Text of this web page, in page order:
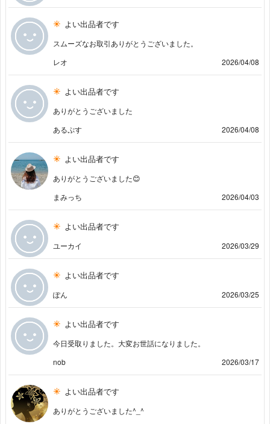
よい出品者です
スムーズなお取引ありがとうございました。
レオ
2026/04/08
よい出品者です
ありがとうございました
あるぷす
2026/04/08
よい出品者です
ありがとうございました😊
まみっち
2026/04/03
よい出品者です
ユーカイ 2026/03/29
よい出品者です
ぽん 2026/03/25
よい出品者です
今日受取りました。大変お世話になりました。
nob
2026/03/17
よい出品者です
ありがとうございました^_^